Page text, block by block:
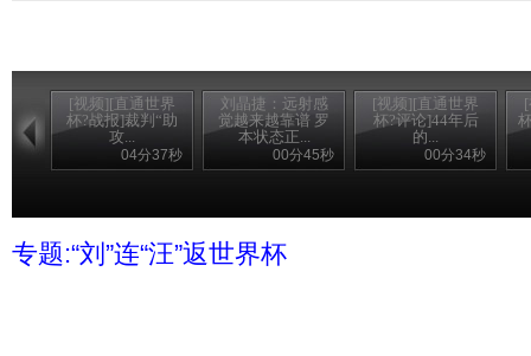
[视频][直通世界
杯?战报]裁判“助
攻...
04分37秒
刘晶捷：远射感
觉越来越靠谱 罗
本状态正...
00分45秒
[视频][直通世界
杯?评论]44年后
的...
00分34秒
专题:“刘”连“汪”返世界杯